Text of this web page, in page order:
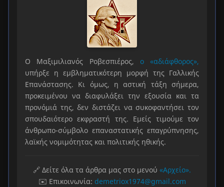
Ο Μαξιμιλιανός Ροβεσπιέρος, ο «αδιάφθορος»,
υπήρξε η εμβληματικότερη μορφή της Γαλλικής
Επανάστασης. Κι όμως, η αστική τάξη σήμερα,
προκειμένου να διαφυλάξει την εξουσία και τα
προνόμιά της, δεν διστάζει να συκοφαντήσει τον
σπουδαιότερο εκφραστή της. Εμείς τιμούμε τον
άνθρωπο-σύμβολο επαναστατικής επαγρύπνησης,
λαϊκής νομιμότητας και πολιτικής ηθικής.
🔗 Δείτε όλα τα άρθρα μας στο μενού «Αρχείο».
✉️ Επικοινωνία: demetriox1974@gmail.com